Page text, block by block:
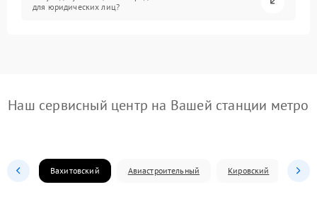
для юридических лиц?
Наш сервисный центр на Вашей станции метро
Вахитовский Авиастроительный Кировский